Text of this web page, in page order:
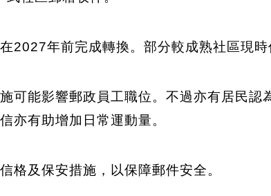
2027年前完成轉換。部分較成熟社區現時
可能影響郵政員工職位。不過亦有居民認
亦有助增加日常運動量。
格及保安措施，以保障郵件安全。